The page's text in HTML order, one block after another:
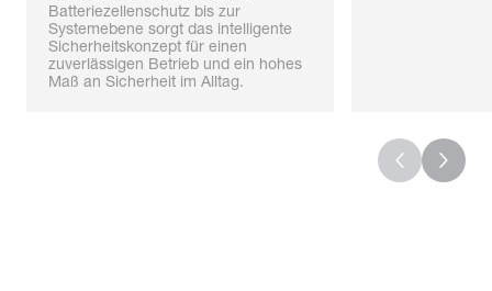
Batteriezellenschutz bis zur
Systemebene sorgt das intelligente
Sicherheitskonzept für einen
zuverlässigen Betrieb und ein hohes
Maß an Sicherheit im Alltag.